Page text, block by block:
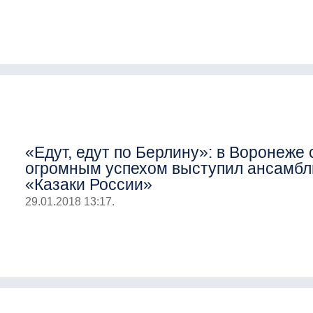
«Едут, едут по Берлину»: в Воронеже
огромным успехом выступил
«Казаки России»
29.01.2018 13:17.